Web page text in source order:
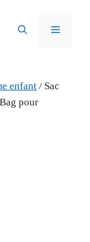
Menu
enfant / Sac
pour